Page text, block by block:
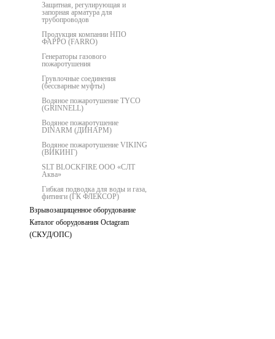
Защитная, регулирующая и
запорная арматура для
трубопроводов
Продукция компании НПО
ФАРРО (FARRO)
Генераторы газового
пожаротушения
Грувлочные соединения
(бессварные муфты)
Водяное пожаротушение TYCO
(GRINNELL)
Водяное пожаротушение
DINARM (ДИНАРМ)
Водяное пожаротушение VIKING
(ВИКИНГ)
SLT BLOCKFIRE ООО «СЛТ
Аква»
Гибкая подводка для воды и газа,
фитинги (ГК ФЛЕКСОР)
Взрывозащищенное оборудование
Каталог оборудования Octagram
(СКУД/ОПС)